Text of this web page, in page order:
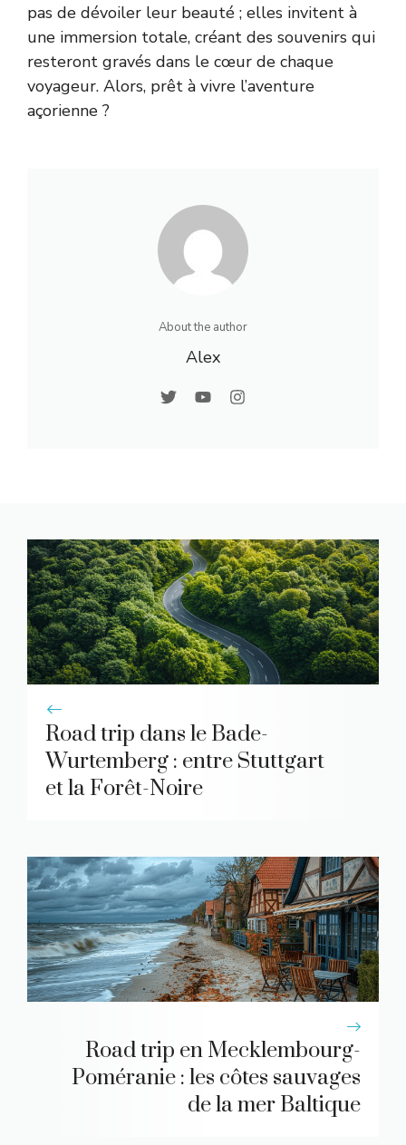
pas de dévoiler leur beauté ; elles invitent à
une immersion totale, créant des souvenirs qui
resteront gravés dans le cœur de chaque
voyageur. Alors, prêt à vivre l’aventure
açorienne ?
About the author
Alex
Road trip dans le Bade-
Wurtemberg : entre Stuttgart
et la Forêt-Noire
Road trip en Mecklembourg-
Poméranie : les côtes sauvages
de la mer Baltique